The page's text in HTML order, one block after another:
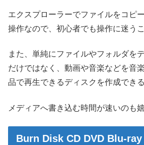
エクスプローラーでファイルをコピ
操作なので、初心者でも操作に迷う
また、単純にファイルやフォルダを
だけではなく、動画や音楽などを音
品で再生できるディスクを作成でき
メディアへ書き込む時間が速いのも嬉
Burn Disk CD DVD Blu-ray